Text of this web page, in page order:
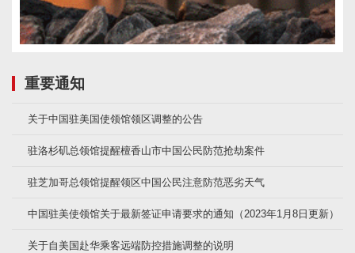
重要通知
关于中国驻美国使领馆领区调整的公告
驻洛杉矶总领馆提醒檀香山市中国公民防范抢劫案件
驻芝加哥总领馆提醒领区中国公民注意防范恶劣天气
中国驻美使领馆关于最新签证申请要求的通知（2023年1月8日更新）
关于自美国赴华乘客远端防控措施调整的说明